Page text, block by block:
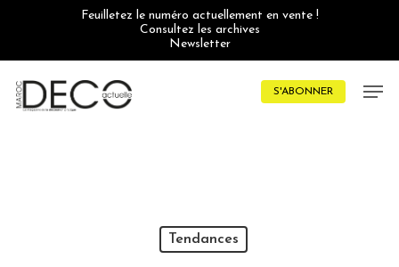
Feuilletez le numéro actuellement en vente !
Consultez les archives
Newsletter
S'ABONNER
Tendances